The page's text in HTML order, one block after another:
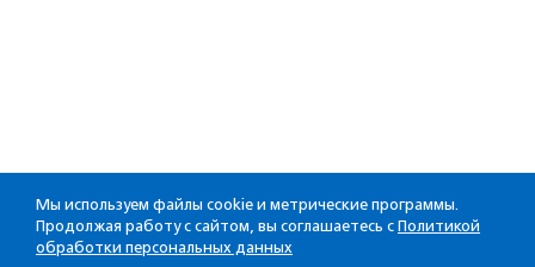
Мы используем файлы cookie и метрические программы.
Продолжая работу с сайтом, вы соглашаетесь с Политикой
обработки персональных данных